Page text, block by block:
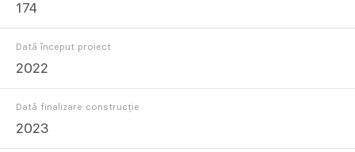
174
Dată început proiect
2022
Dată finalizare construcție
2023